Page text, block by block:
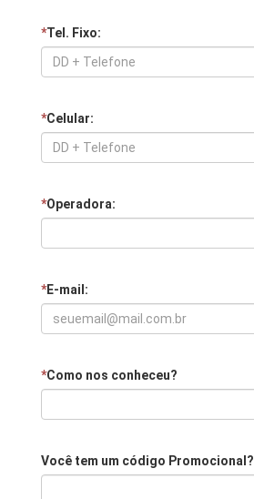
*Tel. Fixo:
*Celular:
*Operadora:
*E-mail:
*Como nos conheceu?
Você tem um código Promocional?